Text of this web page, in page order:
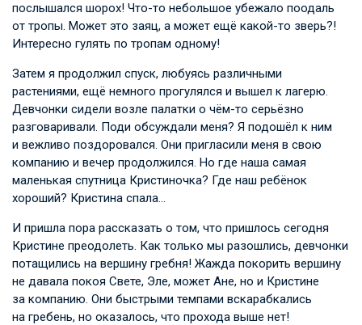
послышался шорох! Что-то небольшое убежало поодаль
от тропы. Может это заяц, а может ещё какой-то зверь?!
Интересно гулять по тропам одному!
Затем я продолжил спуск, любуясь различными
растениями, ещё немного прогулялся и вышел к лагерю.
Девчонки сидели возле палатки о чём-то серьёзно
разговаривали. Поди обсуждали меня? Я подошёл к ним
и вежливо поздоровался. Они пригласили меня в свою
компанию и вечер продолжился. Но где наша самая
маленькая спутница Кристиночка? Где наш ребёнок
хороший? Кристина спала…
И пришла пора рассказать о том, что пришлось сегодня
Кристине преодолеть. Как только мы разошлись, девчонки
потащились на вершину гребня! Жажда покорить вершину
не давала покоя Свете, Эле, может Ане, но и Кристине
за компанию. Они быстрыми темпами вскарабкались
на гребень, но оказалось, что прохода выше нет!